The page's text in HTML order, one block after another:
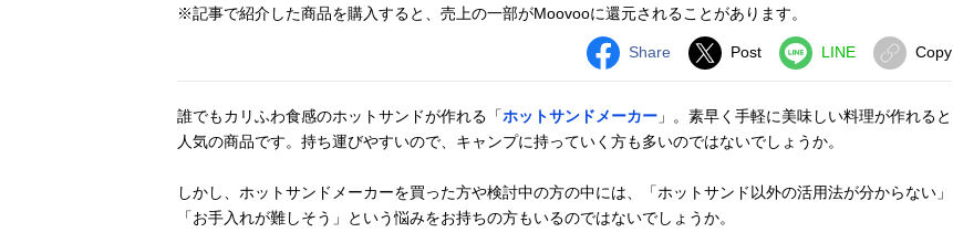
※記事で紹介した商品を購入すると、売上の一部がMoovooに還元されることがあります。
Share Post LINE Copy
誰でもカリふわ食感のホットサンドが作れる「ホットサンドメーカー」。素早く手軽に美味しい料理が作れると
人気の商品です。持ち運びやすいので、キャンプに持っていく方も多いのではないでしょうか。
しかし、ホットサンドメーカーを買った方や検討中の方の中には、「ホットサンド以外の活用法が分からない」
「お手入れが難しそう」という悩みをお持ちの方もいるのではないでしょうか。